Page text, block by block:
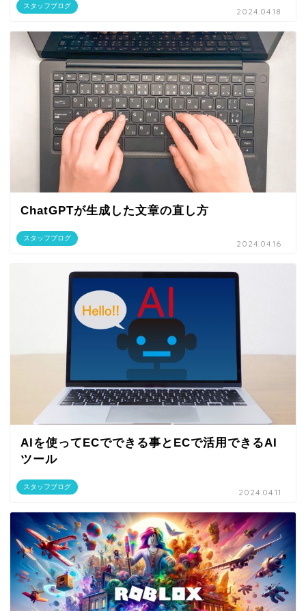
スタッフブログ
2024.04.18
スタッフブログ
ChatGPTが生成した文章の直し方
2024.04.16
スタッフブログ
AIを使ってECでできる事とECで活用できるAI
ツール
2024.04.11